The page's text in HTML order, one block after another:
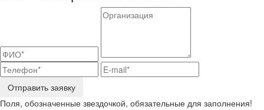
Отправить заявку
Поля, обозначенные звездочкой, обязательные для заполнения!